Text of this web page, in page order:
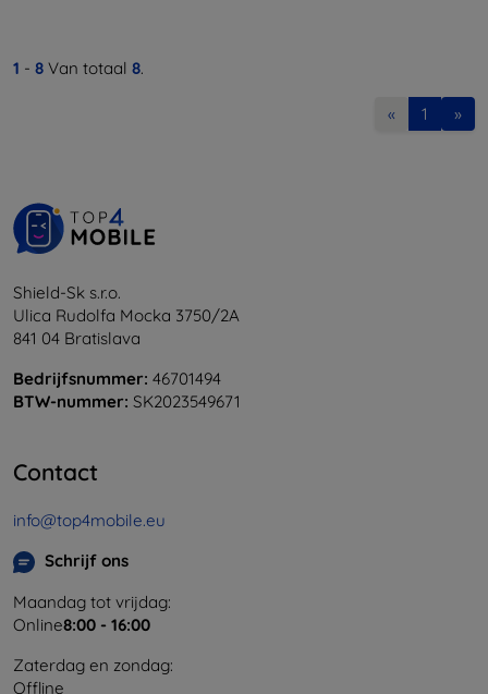
1 - 8 Van totaal 8.
« 1 »
Shield-Sk s.r.o.
Ulica Rudolfa Mocka 3750/2A
841 04 Bratislava
Bedrijfsnummer: 46701494
BTW-nummer: SK2023549671
Contact
info@top4mobile.eu
Schrijf ons
Maandag tot vrijdag:
Online8:00 - 16:00
Zaterdag en zondag:
Offline